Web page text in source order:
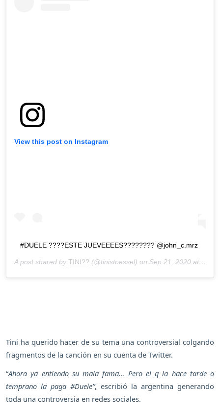
View this post on Instagram
#DUELE ????ESTE JUEVEEEES???????? @john_c.mrz
A post shared by TINI?? (@tinistoessel) on Sep 21, 2020 at 1:38pm PDT
Tini ha querido hacer de su tema una controversial colgando
fragmentos de la canción en su cuenta de Twitter.
“Ahora ya entiendo su mala fama… Pero el q la hace tarde o
temprano la paga #Duele”, escribió la argentina generando
toda una controversia en redes sociales.